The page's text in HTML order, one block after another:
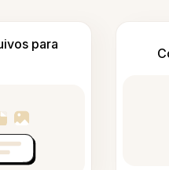
para